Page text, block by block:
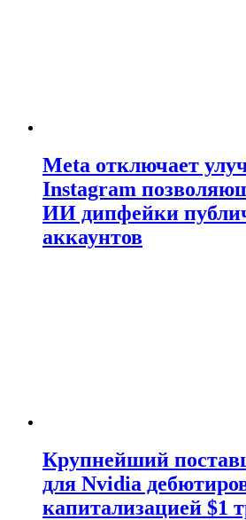
Meta отключает
Instagram
ИИ дипфейки
аккаунтов
Крупнейший
для Nvidia
капитализацией $1